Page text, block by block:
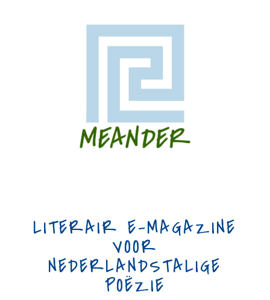
LITERAIR E-MAGAZINE
VOOR
NEDERLANDSTALIGE
POËZIE